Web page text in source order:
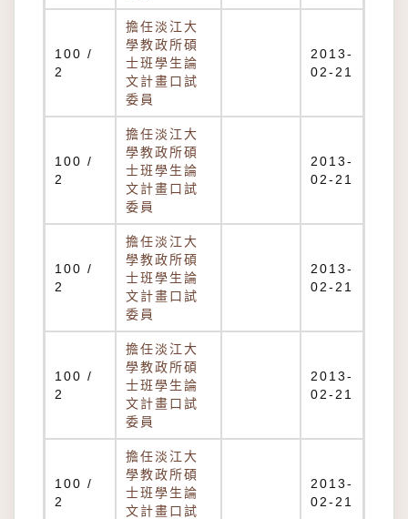
100 /
2
擔任淡江大
學教政所碩
士班學生論
文計畫口試
委員
2013-
02-21
100 /
2
擔任淡江大
學教政所碩
士班學生論
文計畫口試
委員
2013-
02-21
100 /
2
擔任淡江大
學教政所碩
士班學生論
文計畫口試
委員
2013-
02-21
100 /
2
擔任淡江大
學教政所碩
士班學生論
文計畫口試
委員
2013-
02-21
100 /
2
擔任淡江大
學教政所碩
士班學生論
文計畫口試
2013-
02-21